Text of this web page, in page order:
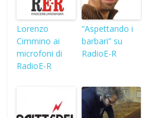
Lorenzo
Cimmino ai
microfoni di
RadioE-R
“Aspettando i
barbari” su
RadioE-R